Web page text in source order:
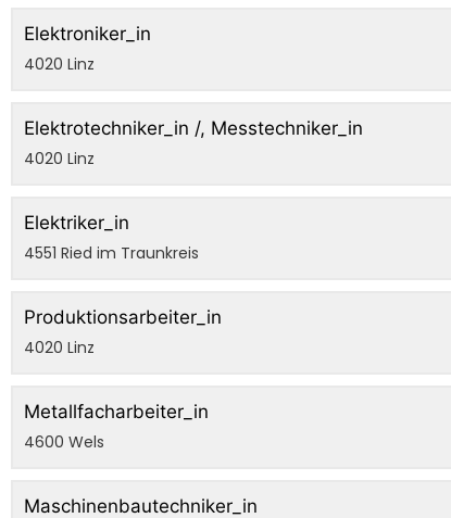
Elektroniker_in
4020 Linz
Elektrotechniker_in /, Messtechniker_in
4020 Linz
Elektriker_in
4551 Ried im Traunkreis
Produktionsarbeiter_in
4020 Linz
Metallfacharbeiter_in
4600 Wels
Maschinenbautechniker_in